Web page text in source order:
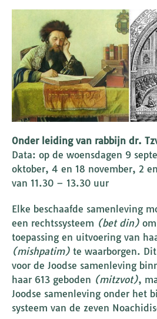
Onder leiding van rabbijn dr.
Data: op de woensdagen 9
oktober, 4 en 18 november, 2
van 11.30 – 13.30 uur
Elke beschaafde samenleving
een rechtssysteem (bet din)
toepassing en uitvoering van
(mishpatim) te waarborgen.
voor de Joodse samenleving
haar 613 geboden (mitzvot),
Joodse samenleving onder het
systeem van de zeven